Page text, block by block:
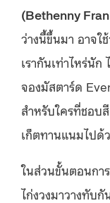
(Bethenny
ว่างนี้ขึ้นมา อาจใ
เรากันเท่าไหร่นั
จองมัสตาร์ด
สำหรับใครที่ชอบ
เก็ตทานแนมไปด้
ในส่วนขั้นตอนกา
ไก่งวงมาวางทับ